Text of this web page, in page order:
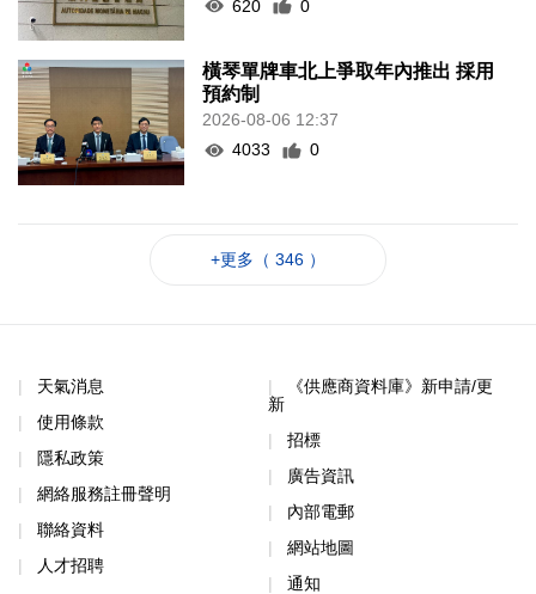
620
0
橫琴單牌車北上爭取年內推出 採用
預約制
2026-08-06 12:37
4033
0
+更多（ 346 ）
天氣消息
使用條款
隱私政策
網絡服務註冊聲明
聯絡資料
人才招聘
《供應商資料庫》新申請/更
新
招標
廣告資訊
內部電郵
網站地圖
通知